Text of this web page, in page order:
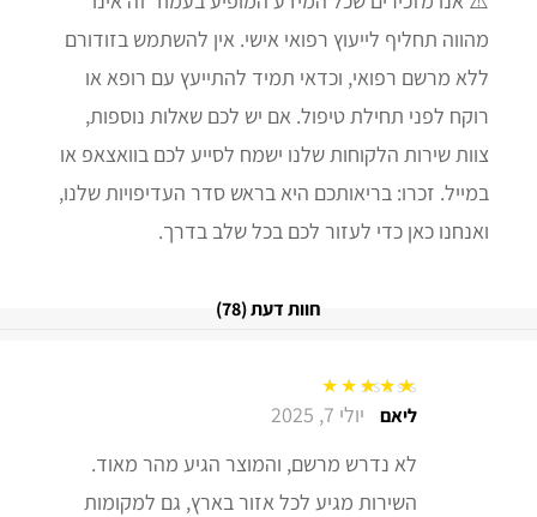
מהווה תחליף לייעוץ רפואי אישי. אין להשתמש בזודורם
ללא מרשם רפואי, וכדאי תמיד להתייעץ עם רופא או
רוקח לפני תחילת טיפול. אם יש לכם שאלות נוספות,
צוות שירות הלקוחות שלנו ישמח לסייע לכם בוואצאפ או
במייל. זכרו: בריאותכם היא בראש סדר העדיפויות שלנו,
ואנחנו כאן כדי לעזור לכם בכל שלב בדרך.
חוות דעת (78)
דורג5מתוך 5ליאם יולי 7, 2025
לא נדרש מרשם, והמוצר הגיע מהר מאוד.
השירות מגיע לכל אזור בארץ, גם למקומות